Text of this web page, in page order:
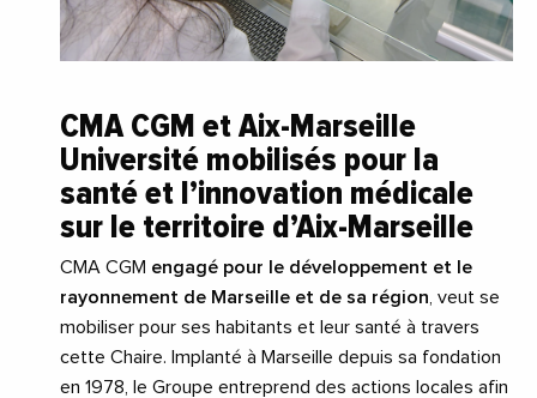
CMA CGM et Aix-Marseille
Université mobilisés pour la
santé et l’innovation médicale
sur le territoire d’Aix-Marseille
CMA CGM engagé pour le développement et le
rayonnement de Marseille et de sa région , veut se
mobiliser pour ses habitants et leur santé à travers
cette Chaire. Implanté à Marseille depuis sa fondation
en 1978, le Groupe entreprend des actions locales afin